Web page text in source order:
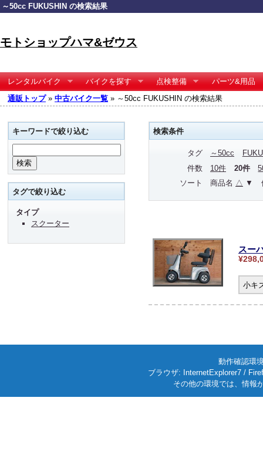
～50cc FUKUSHIN の検索結果
モトショップハマ&ゼウス
レンタルバイク バイクを探す 点検整備
パーツ&用品
通販トップ» 中古バイク一覧 » ～50cc FUKUSHIN の検索結果
検索条件
タグ ～50cc
件数
10件 20件
ソート
商品名 △ ▼
スー
小キ
キーワードで絞り込む
タグで絞り込む
タイプ
スクーター
動作確認環
ブラウザ: InternetExplorer7 /
その他の環境では、情報